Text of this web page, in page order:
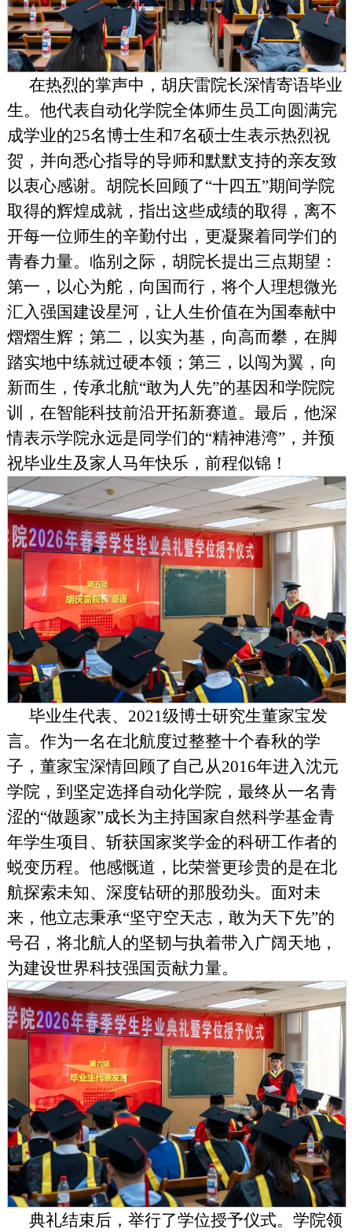
在热烈的掌声中，胡庆雷院长深情寄语毕业
生。他代表自动化学院全体师生员工向圆满完
成学业的25名博士生和7名硕士生表示热烈祝
贺，并向悉心指导的导师和默默支持的亲友致
以衷心感谢。胡院长回顾了“十四五”期间学院
取得的辉煌成就，指出这些成绩的取得，离不
开每一位师生的辛勤付出，更凝聚着同学们的
青春力量。临别之际，胡院长提出三点期望：
第一，以心为舵，向国而行，将个人理想微光
汇入强国建设星河，让人生价值在为国奉献中
熠熠生辉；第二，以实为基，向高而攀，在脚
踏实地中练就过硬本领；第三，以闯为翼，向
新而生，传承北航“敢为人先”的基因和学院院
训，在智能科技前沿开拓新赛道。最后，他深
情表示学院永远是同学们的“精神港湾”，并预
祝毕业生及家人马年快乐，前程似锦！
毕业生代表、2021级博士研究生董家宝发
言。作为一名在北航度过整整十个春秋的学
子，董家宝深情回顾了自己从2016年进入沈元
学院，到坚定选择自动化学院，最终从一名青
涩的“做题家”成长为主持国家自然科学基金青
年学生项目、斩获国家奖学金的科研工作者的
蜕变历程。他感慨道，比荣誉更珍贵的是在北
航探索未知、深度钻研的那股劲头。面对未
来，他立志秉承“坚守空天志，敢为天下先”的
号召，将北航人的坚韧与执着带入广阔天地，
为建设世界科技强国贡献力量。
典礼结束后，举行了学位授予仪式。 学院领